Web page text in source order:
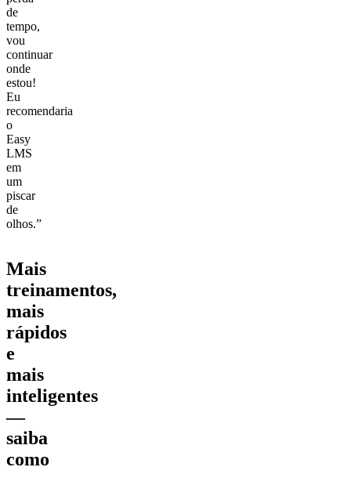
de
tempo,
vou
continuar
onde
estou!
Eu
recomendaria
o
Easy
LMS
em
um
piscar
de
olhos.”
Mais
treinamentos,
mais
rápidos
e
mais
inteligentes
—
saiba
como